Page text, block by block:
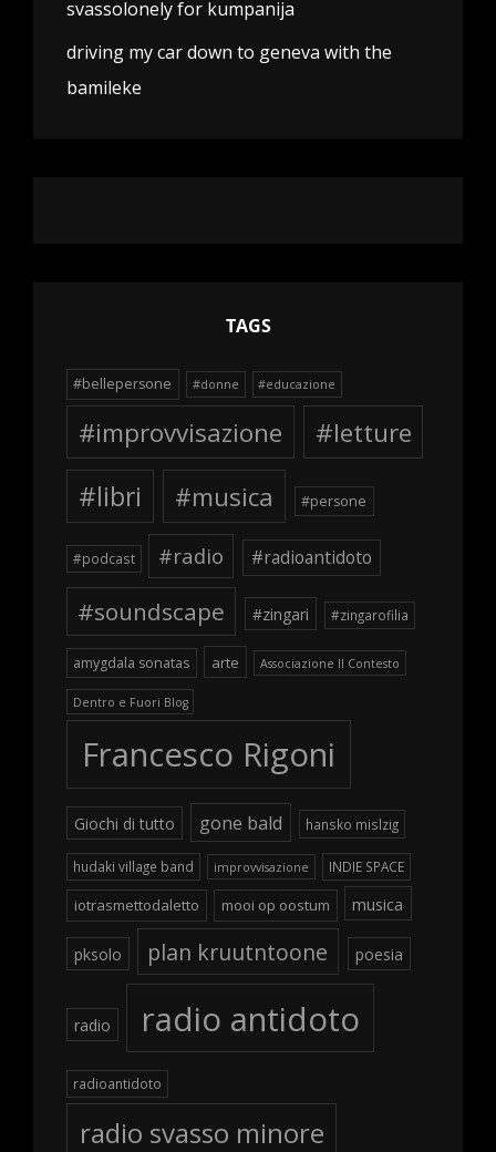
svassolonely for kumpanija
driving my car down to geneva with the
bamileke
TAGS
#bellepersone #donne #educazione
#improvvisazione
#letture
#libri
#musica #persone
#podcast #radio #radioantidoto
#soundscape #zingari #zingarofilia
amygdala sonatas arte Associazione Il Contesto
Dentro e Fuori Blog
Francesco Rigoni
Giochi di tutto gone bald hansko mislzig
hudaki village band improvvisazione INDIE SPACE
iotrasmettodaletto mooi op oostum musica
pksolo plan kruutntoone poesia
radio radio antidoto
radioantidoto
radio svasso minore